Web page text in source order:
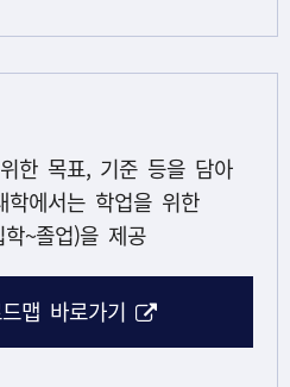
한 목표, 기준 등을 담아
학에서는 학업을 위한
~졸업)을 제공
맵 바로가기